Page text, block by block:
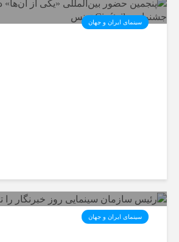
سینمای ایران و جهان
سینمای ایران و جهان